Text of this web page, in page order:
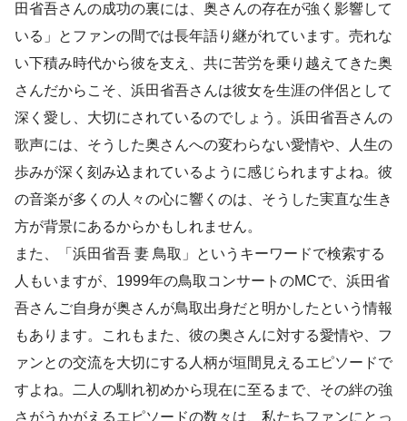
田省吾さんの成功の裏には、奥さんの存在が強く影響して
いる」とファンの間では長年語り継がれています。売れな
い下積み時代から彼を支え、共に苦労を乗り越えてきた奥
さんだからこそ、浜田省吾さんは彼女を生涯の伴侶として
深く愛し、大切にされているのでしょう。浜田省吾さんの
歌声には、そうした奥さんへの変わらない愛情や、人生の
歩みが深く刻み込まれているように感じられますよね。彼
の音楽が多くの人々の心に響くのは、そうした実直な生き
方が背景にあるからかもしれません。
また、「浜田省吾 妻 鳥取」というキーワードで検索する
人もいますが、1999年の鳥取コンサートのMCで、浜田省
吾さんご自身が奥さんが鳥取出身だと明かしたという情報
もあります。これもまた、彼の奥さんに対する愛情や、フ
ァンとの交流を大切にする人柄が垣間見えるエピソードで
すよね。二人の馴れ初めから現在に至るまで、その絆の強
さがうかがえるエピソードの数々は、私たちファンにとっ